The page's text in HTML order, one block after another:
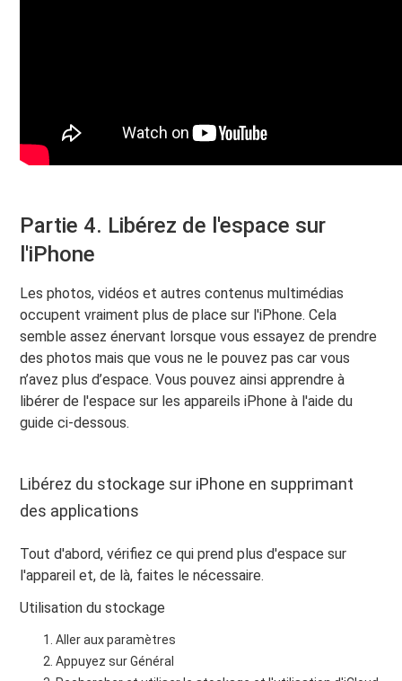
Partie 4. Libérez de l'espace sur
l'iPhone
Les photos, vidéos et autres contenus multimédias
occupent vraiment plus de place sur l'iPhone. Cela
semble assez énervant lorsque vous essayez de prendre
des photos mais que vous ne le pouvez pas car vous
n’avez plus d’espace. Vous pouvez ainsi apprendre à
libérer de l'espace sur les appareils iPhone à l'aide du
guide ci-dessous.
Libérez du stockage sur iPhone en supprimant
des applications
Tout d'abord, vérifiez ce qui prend plus d'espace sur
l'appareil et, de là, faites le nécessaire.
Utilisation du stockage
Aller aux paramètres
Appuyez sur Général